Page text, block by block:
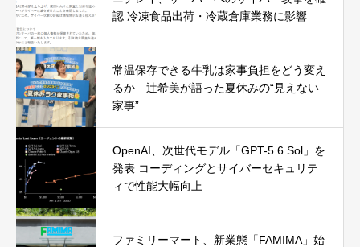
認 冷凍食品出荷・冷蔵倉庫業務に影響
常温保存できる牛乳は家事負担をどう変え
るか 辻希美が語った夏休みの“見えない
家事”
OpenAI、次世代モデル「GPT-5.6 Sol」を
発表 コーディングとサイバーセキュリテ
ィで性能大幅向上
ファミリーマート、新業態「FAMIMA」始